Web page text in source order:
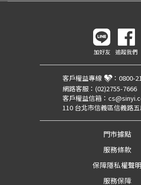
加好友 追蹤我們
客戶權益專線 ： 0800-
網路客服： (02)2755-7666
客戶權益信箱：
110 台北市信義區信義路
門市據點
服務條款
保障隱私權聲明
服務保障